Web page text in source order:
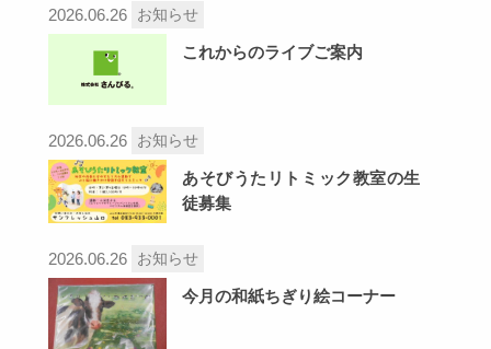
2026.06.26 お知らせ
これからのライブご案内
2026.06.26 お知らせ
あそびうたリトミック教室の生
徒募集
2026.06.26 お知らせ
今月の和紙ちぎり絵コーナー